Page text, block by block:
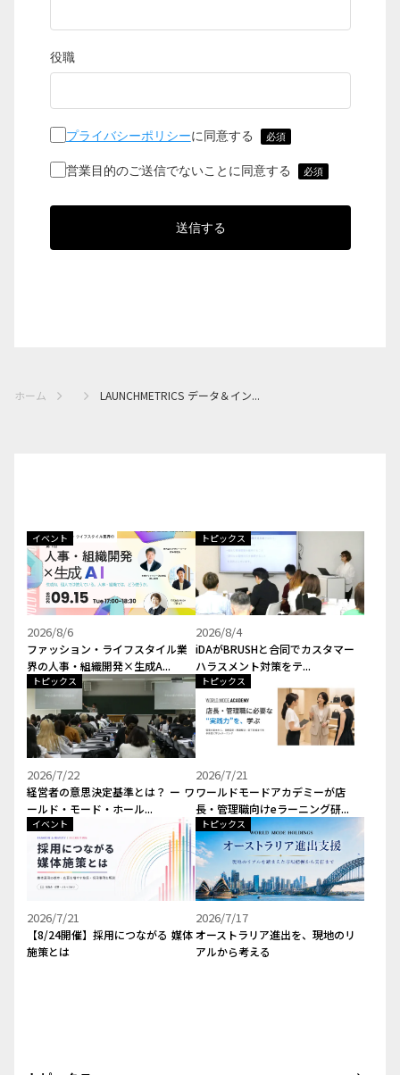
ホーム LAUNCHMETRICS データ＆イン...
イベント
2026/8/6
ファッション・ライフスタイル業
界の人事・組織開発×生成A...
トピックス
2026/8/4
iDAがBRUSHと合同でカスタマー
ハラスメント対策をテ...
トピックス
2026/7/22
経営者の意思決定基準とは？ ー ワ
ールド・モード・ホール...
トピックス
2026/7/21
ワールドモードアカデミーが店
長・管理職向けeラーニング研...
イベント
2026/7/21
【8/24開催】採用につながる 媒体
施策とは
トピックス
2026/7/17
オーストラリア進出を、現地のリ
アルから考える